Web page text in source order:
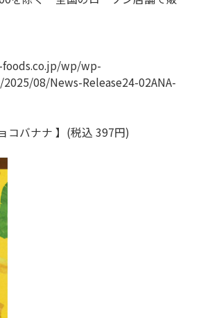
wp/wp-
08/News-Release24-02ANA-
コバナナ 】(税込 397円)